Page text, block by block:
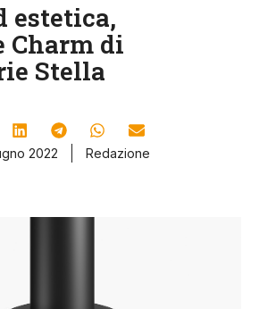
estetica,
Charm di
Stella
2022
Redazione